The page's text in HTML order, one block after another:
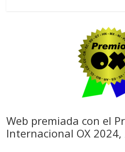
Web premiada con el
Internacional OX 2024,